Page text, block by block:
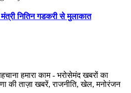
नितिन गडकरी से मुलाकात
हमारा काम - भरोसेमंद खबरों का
की ताज़ा खबरें, राजनीति, खेल, मनोरंजन